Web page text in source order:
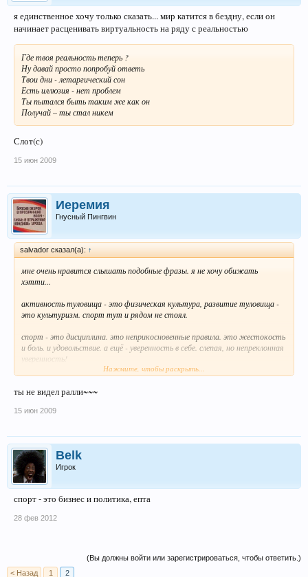
я единственное хочу только сказать... мир катится в бездну, если он
начинает расценивать виртуальность на ряду с реальностью
Где твоя реальность теперь ?
Ну давай просто попробуй ответь
Твои дни - летаргический сон
Есть иллюзия - нет проблем
Ты пытался быть таким же как он
Получай – ты стал никем
Слот(с)
15 июн 2009
Иеремия
Гнусный Пингвин
salvador сказал(а): ↑
мне очень нравится слышать подобные фразы. я не хочу обижать
хэтти...
активность туловища - это физическая культура, развитие туловища -
это культуризм. спорт тут и рядом не стоял.
спорт - это дисциплина. это неприкосновенные правила. это жестокость
и боль. и удовольствие. а ещё - уверенность в себе. слепая, но непреклонная
уверенность!
закрываешь глаза и трансцедентно видишь другое место; когда боль в
буддисткую медитацию и удовольствие... вот тогда - это спорт.
подобным образом, я не могу связать слова "кибер"/"авто"/"мото" и
"спорт". это - не спорт а тупо сноровка и выносливость.
Нажмите, чтобы раскрыть...
ты не видел ралли~~~
15 июн 2009
Belk
Игрок
спорт - это бизнес и политика, епта
28 фев 2012
(Вы должны войти или зарегистрироваться, чтобы ответить.)
< Назад
1 2